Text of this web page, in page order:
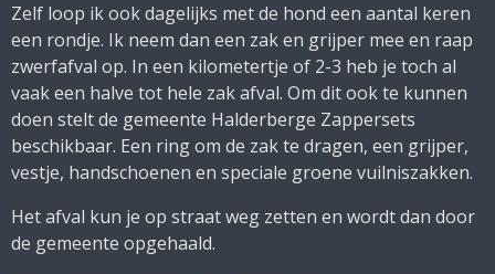
Zelf loop ik ook dagelijks met de hond een aantal keren
een rondje. Ik neem dan een zak en grijper mee en raap
zwerfafval op. In een kilometertje of 2-3 heb je toch al
vaak een halve tot hele zak afval. Om dit ook te kunnen
doen stelt de gemeente Halderberge Zappersets
beschikbaar. Een ring om de zak te dragen, een grijper,
vestje, handschoenen en speciale groene vuilniszakken.
Het afval kun je op straat weg zetten en wordt dan door
de gemeente opgehaald.